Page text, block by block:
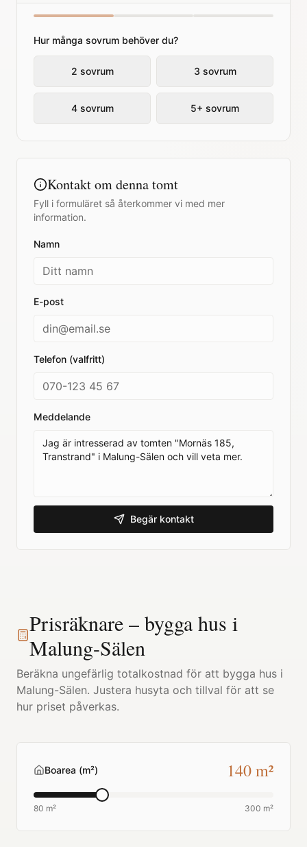
Hur många sovrum behöver du?
2 sovrum 3 sovrum
4 sovrum 5+ sovrum
Kontakt om denna tomt
Fyll i formuläret så återkommer vi med mer
information.
Namn
E-post
Telefon (valfritt)
Meddelande
Begär kontakt
Prisräknare – bygga hus i
Malung-Sälen
Beräkna ungefärlig totalkostnad för att bygga hus i
Malung-Sälen. Justera husyta och tillval för att se
hur priset påverkas.
Boarea (m²) 140m²
80 m² 300 m²